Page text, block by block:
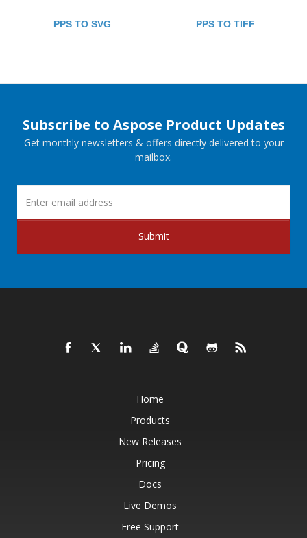
PPS TO SVG PPS TO TIFF
Subscribe to Aspose Product Updates
Get monthly newsletters & offers directly delivered to your
mailbox.
Submit
Home
Products
New Releases
Pricing
Docs
Live Demos
Free Support